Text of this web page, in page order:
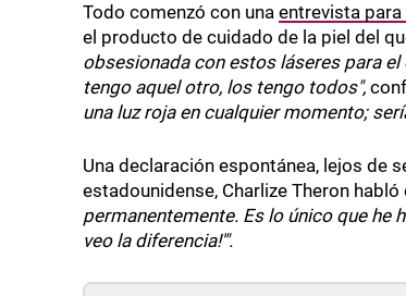
Todo comenzó con una entrevista para
el producto de cuidado de la piel del
obsesionada con estos láseres para
tengo aquel otro, los tengo todos",
una luz roja en cualquier momento;
Una declaración espontánea, lejos de
estadounidense, Charlize Theron
permanentemente. Es lo único que he
veo la diferencia!'".